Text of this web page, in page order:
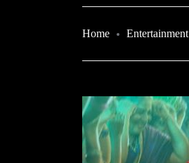
Home Entertainment